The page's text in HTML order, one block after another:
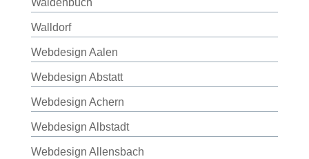
Waldenbuch
Walldorf
Webdesign Aalen
Webdesign Abstatt
Webdesign Achern
Webdesign Albstadt
Webdesign Allensbach